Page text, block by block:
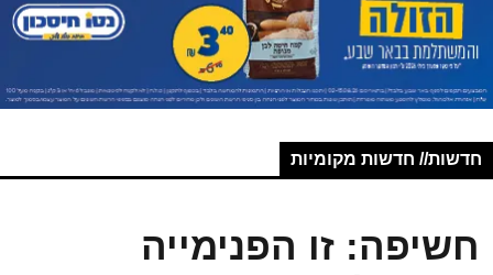
חדשות// חדשות מקומיות
חשיפה: זו הפנימייה